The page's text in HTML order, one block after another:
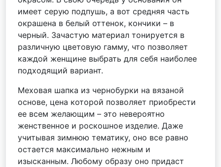
имеет серую подпушь, а вот средняя часть
окрашена в белый оттенок, кончики – в
черный. Зачастую материал тонируется в
различную цветовую гамму, что позволяет
каждой женщине выбрать для себя наиболее
подходящий вариант.
Меховая шапка из чернобурки на вязаной
основе, цена которой позволяет приобрести
ее всем желающим – это невероятно
женственное и роскошное изделие. Даже
учитывая зимнюю тематику, оно все равно
остается максимально нежным и
изысканным. Любому образу оно придаст